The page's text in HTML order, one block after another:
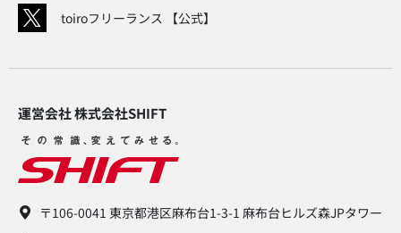
toiroフリーランス 【公式】
運営会社 株式会社SHIFT​
〒106-0041 東京都港区麻布台1-3-1 麻布台ヒルズ森JPタワー